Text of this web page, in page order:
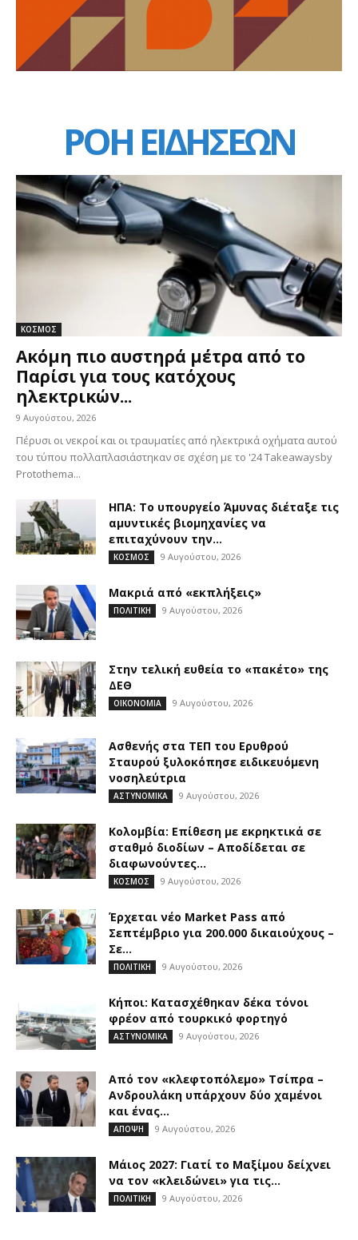
ΡΟΗ ΕΙΔΗΣΕΩΝ
ΚΟΣΜΟΣ
Ακόμη πιο αυστηρά μέτρα από το
Παρίσι για τους κατόχους
ηλεκτρικών...
9 Αυγούστου, 2026
Πέρυσι οι νεκροί και οι τραυματίες από ηλεκτρικά οχήματα αυτού
του τύπου πολλαπλασιάστηκαν σε σχέση με το '24 Takeawaysby
Protothema...
ΗΠΑ: Το υπουργείο Άμυνας διέταξε τις
αμυντικές βιομηχανίες να
επιταχύνουν την...
ΚΟΣΜΟΣ 9 Αυγούστου, 2026
Μακριά από «εκπλήξεις»
ΠΟΛΙΤΙΚΗ 9 Αυγούστου, 2026
Στην τελική ευθεία το «πακέτο» της
ΔΕΘ
ΟΙΚΟΝΟΜΙΑ 9 Αυγούστου, 2026
Ασθενής στα ΤΕΠ του Ερυθρού
Σταυρού ξυλοκόπησε ειδικευόμενη
νοσηλεύτρια
ΑΣΤΥΝΟΜΙΚΑ 9 Αυγούστου, 2026
Κολομβία: Επίθεση με εκρηκτικά σε
σταθμό διοδίων – Αποδίδεται σε
διαφωνούντες...
ΚΟΣΜΟΣ 9 Αυγούστου, 2026
Έρχεται νέο Market Pass από
Σεπτέμβριο για 200.000 δικαιούχους –
Σε...
ΠΟΛΙΤΙΚΗ 9 Αυγούστου, 2026
Κήποι: Κατασχέθηκαν δέκα τόνοι
φρέον από τουρκικό φορτηγό
ΑΣΤΥΝΟΜΙΚΑ 9 Αυγούστου, 2026
Από τον «κλεφτοπόλεμο» Τσίπρα –
Ανδρουλάκη υπάρχουν δύο χαμένοι
και ένας...
ΑΠΟΨΗ 9 Αυγούστου, 2026
Μάιος 2027: Γιατί το Μαξίμου δείχνει
να τον «κλειδώνει» για τις...
ΠΟΛΙΤΙΚΗ 9 Αυγούστου, 2026